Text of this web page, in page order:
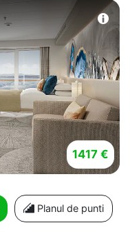
1417 €
Planul de punti